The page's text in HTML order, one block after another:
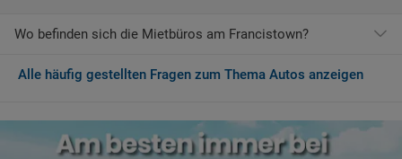
Wo befinden sich die Mietbüros am Francistown?
Die folgenden Autovermietungen haben ihre Büros am
BIDVEST
Alle häufig gestellten Fragen zum Thema Autos anzeigen